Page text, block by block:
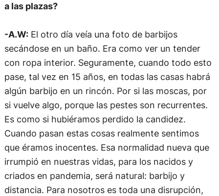
a las plazas?
-A.W:El otro día veía una foto de barbijos
secándose en un baño. Era como ver un tender
con ropa interior. Seguramente, cuando todo esto
pase, tal vez en 15 años, en todas las casas habrá
algún barbijo en un rincón. Por si las moscas, por
si vuelve algo, porque las pestes son recurrentes.
Es como si hubiéramos perdido la candidez.
Cuando pasan estas cosas realmente sentimos
que éramos inocentes. Esa normalidad nueva que
irrumpió en nuestras vidas, para los nacidos y
criados en pandemia, será natural: barbijo y
distancia. Para nosotros es toda una disrupción,